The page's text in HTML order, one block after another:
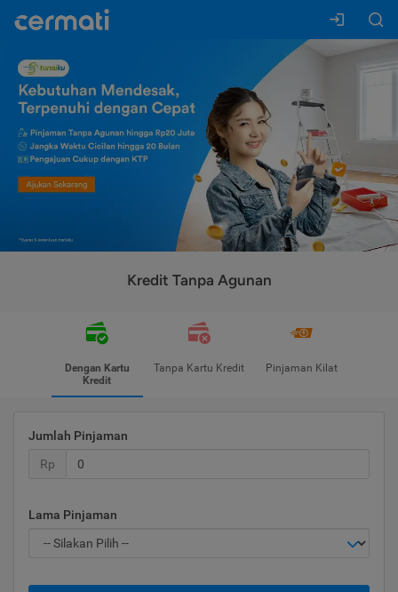
Kredit Tanpa Agunan
Dengan Kartu
Kredit
Tanpa Kartu Kredit Pinjaman Kilat
Jumlah Pinjaman
Rp
Lama Pinjaman